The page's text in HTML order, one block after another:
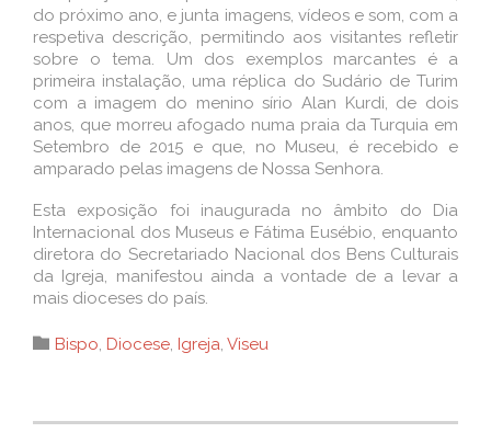
do próximo ano, e junta imagens, vídeos e som, com a
respetiva descrição, permitindo aos visitantes refletir
sobre o tema. Um dos exemplos marcantes é a
primeira instalação, uma réplica do Sudário de Turim
com a imagem do menino sírio Alan Kurdi, de dois
anos, que morreu afogado numa praia da Turquia em
Setembro de 2015 e que, no Museu, é recebido e
amparado pelas imagens de Nossa Senhora.
Esta exposição foi inaugurada no âmbito do Dia
Internacional dos Museus e Fátima Eusébio, enquanto
diretora do Secretariado Nacional dos Bens Culturais
da Igreja, manifestou ainda a vontade de a levar a
mais dioceses do país.
 Category
Bispo, Diocese, Igreja, Viseu